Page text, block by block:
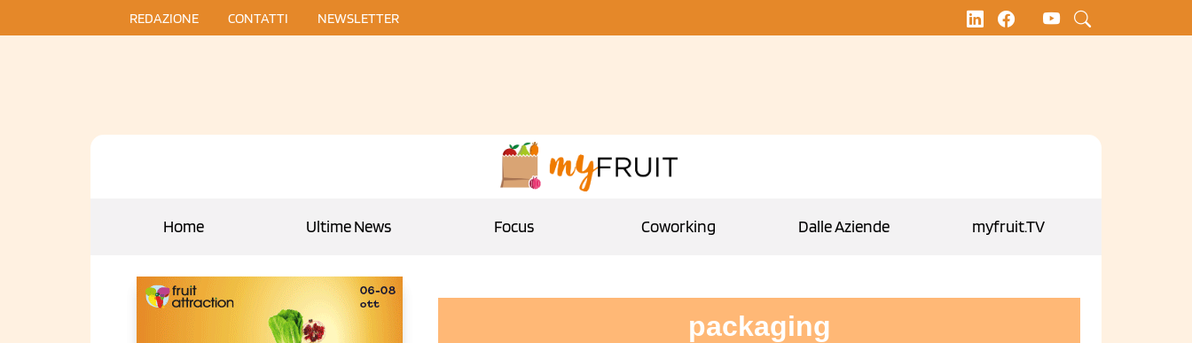
REDAZIONE CONTATTI NEWSLETTER
Home Ultime News Focus Coworking Dalle Aziende myfruit.TV
packaging